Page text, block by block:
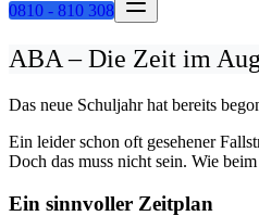
0810 - 810 308
ABA – Die Zeit im
Das neue Schuljahr hat bereits
Ein leider schon oft gesehener
Doch das muss nicht sein. Wie
Ein sinnvoller Zeitplan